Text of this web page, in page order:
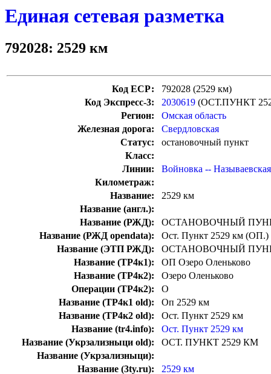
Единая сетевая разметка
792028: 2529 км
Код ЕСР:
792028 (2529 км)
Код Экспресс-3:
2030619 (ОСТ.ПУНКТ
Регион:
Омская область
Железная дорога:
Свердловская
Статус:
остановочный пункт
Класс:
Линии:
Войновка -- Называевская
Километраж:
Название:
2529 км
Название (англ.):
Название (РЖД):
ОСТАНОВОЧНЫЙ
Название (РЖД opendata):
Ост. Пункт 2529 км (ОП.)
Название (ЭТП РЖД):
ОСТАНОВОЧНЫЙ
Название (ТР4к1):
ОП Озеро Оленьково
Название (ТР4к2):
Озеро Оленьково
Операции (ТР4к2):
О
Название (ТР4к1 old):
Оп 2529 км
Название (ТР4к2 old):
Ост. Пункт 2529 км
Название (tr4.info):
Ост. Пункт 2529 км
Название (Укрзализныци old):
ОСТ. ПУНКТ 2529 КМ
Название (Укрзализныци):
Название (3ty.ru):
2529 км